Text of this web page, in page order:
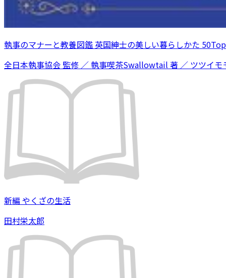
執事のマナーと教養図鑑 英国紳士の美しい暮らしかた
全日本執事協会 監修 ／ 執事喫茶Swallowtail 著 ／ ツツイ
新編 やくざの生活
田村栄太郎